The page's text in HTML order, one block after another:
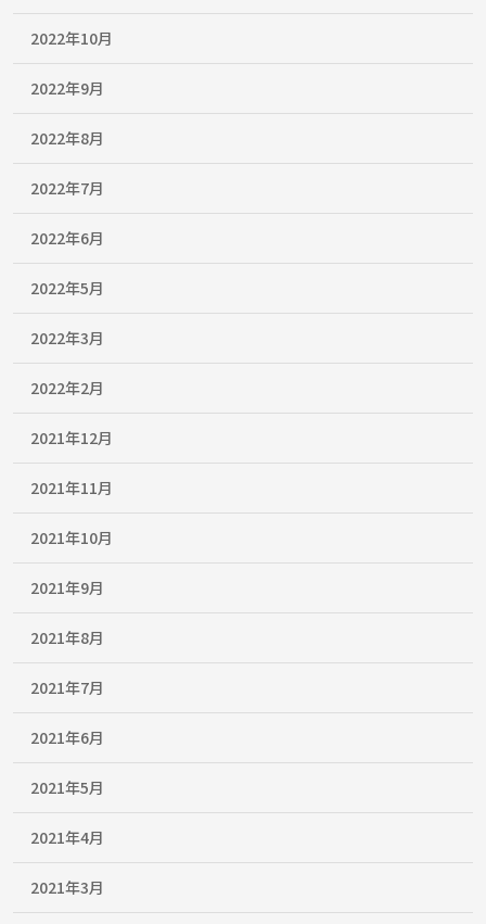
2022年10月
2022年9月
2022年8月
2022年7月
2022年6月
2022年5月
2022年3月
2022年2月
2021年12月
2021年11月
2021年10月
2021年9月
2021年8月
2021年7月
2021年6月
2021年5月
2021年4月
2021年3月